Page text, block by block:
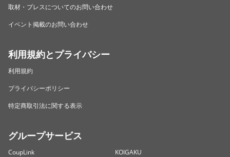
取材・プレスについてのお問い合わせ
イベント掲載のお問い合わせ
利用規約とプライバシー
利用規約
プライバシーポリシー
特定商取引法に関する表示
グループサービス
CoupLink KOIGAKU